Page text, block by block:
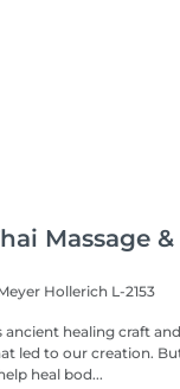
Massage &
Hollerich L-2153
ancient healing craft
led to our creation.
heal bod...